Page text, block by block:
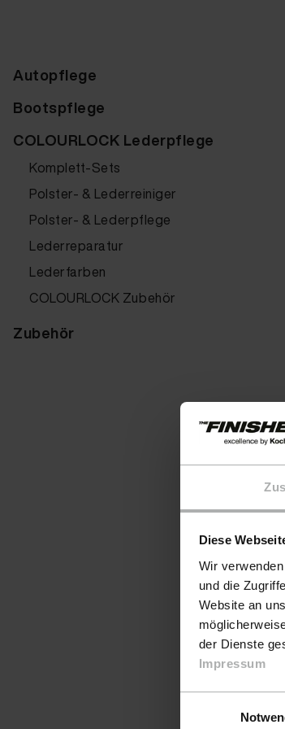
Diese
Wir
und die
Website an
der Dienste
Impressum
Autopflege
Bootspflege
COLOURLOCK Lederpflege
Komplett-Sets
Polster- & Lederreiniger
Polster- & Lederpflege
Lederreparatur
Lederfarben
COLOURLOCK Zubehör
Zubehör